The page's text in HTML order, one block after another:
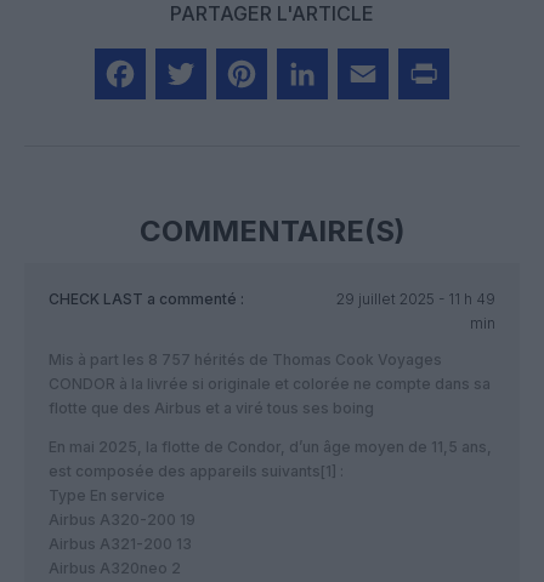
PARTAGER L'ARTICLE
COMMENTAIRE(S)
CHECK LAST a commenté :
29 juillet 2025 - 11 h 49
min
Mis à part les 8 757 hérités de Thomas Cook Voyages
CONDOR à la livrée si originale et colorée ne compte dans sa
flotte que des Airbus et a viré tous ses boing
En mai 2025, la flotte de Condor, d’un âge moyen de 11,5 ans,
est composée des appareils suivants[1] :
Type En service
Airbus A320-200 19
Airbus A321-200 13
Airbus A320neo 2